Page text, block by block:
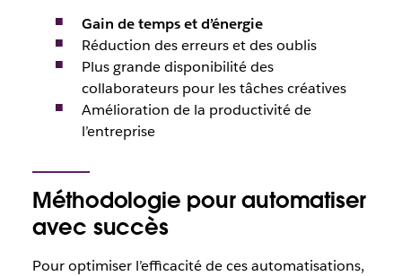
Gain de temps et d’énergie
Réduction des erreurs et des oublis
Plus grande disponibilité des
collaborateurs pour les tâches créatives
Amélioration de la productivité de
l’entreprise
Méthodologie pour automatiser
avec succès
Pour optimiser l’efficacité de ces automatisations,